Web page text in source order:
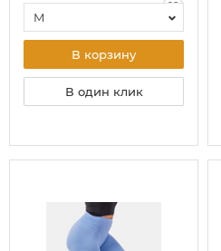
M
В корзину
В один клик